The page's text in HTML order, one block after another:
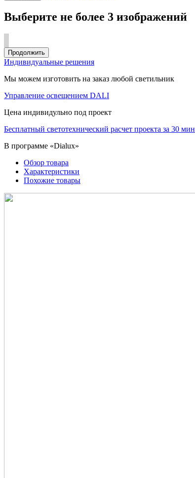
Выберите не более 3 изображений
Продолжить
Индивидуальные решения
Мы можем изготовить на заказ любой светильник
Управление освещением DALI
Цена индивидульно под проект
Бесплатный светотехнический расчет проекта за 30 мин
В программе «Dialux»
Обзор товара
Характеристики
Похожие товары